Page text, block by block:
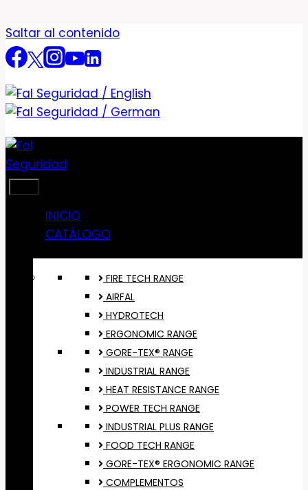
Saltar al contenido
INICIO
CATÁLOGO
FIRE TECH RANGE
AIRFAL
HYDROTECH
ERGONOMIC RANGE
GORE-TEX® RANGE
INDUSTRIAL RANGE
HEAT RESISTANCE RANGE
POWER TECH RANGE
INDUSTRIAL PLUS RANGE
FOOD TECH RANGE
GORE-TEX® ERGONOMIC RANGE
COMPLEMENTOS